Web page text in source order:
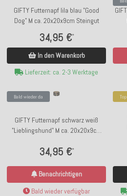
GIFTY Futternapf lila blau "Good
Dog" M ca. 20x20x9cm Steingut
34,95 €*
In den Warenkorb
Lieferzeit: ca. 2-3 Werktage
Bald wieder da
GIFTY Futternapf schwarz weiß
"Lieblingshund" M ca. 20x20x9cm
34,95 €*
Benachrichtigen
Bald wieder verfügbar